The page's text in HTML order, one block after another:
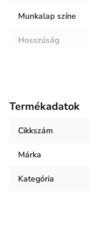
Munkalap színe
Hosszúság
Helyiség / terhelés
Termék súlya
Keret anyaga
Munkalap anyaga
Termékadatok
Cikkszám
Márka
Kategória